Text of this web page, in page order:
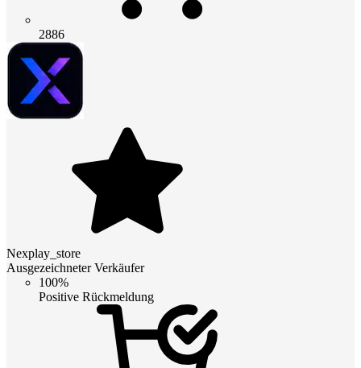
2886
Nexplay_store
Ausgezeichneter Verkäufer
100%
Positive Rückmeldung